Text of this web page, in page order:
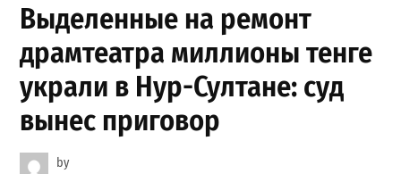
Выделенные на ремонт
драмтеатра миллионы тенге
украли в Нур-Султане: суд
вынес приговор
by